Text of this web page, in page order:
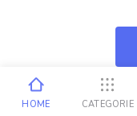
HOME CATEGORIE